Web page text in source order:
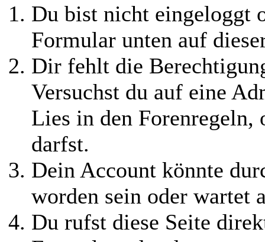
Du bist nicht eingeloggt
Formular unten auf
Dir fehlt die
Versuchst du auf eine
Lies in den Forenregeln,
darfst.
Dein Account könnte
worden sein oder wartet
Du rufst diese Seite